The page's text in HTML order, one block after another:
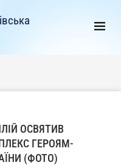
ОСВЯТИВ
ГЕРОЯМ-
(ФОТО)